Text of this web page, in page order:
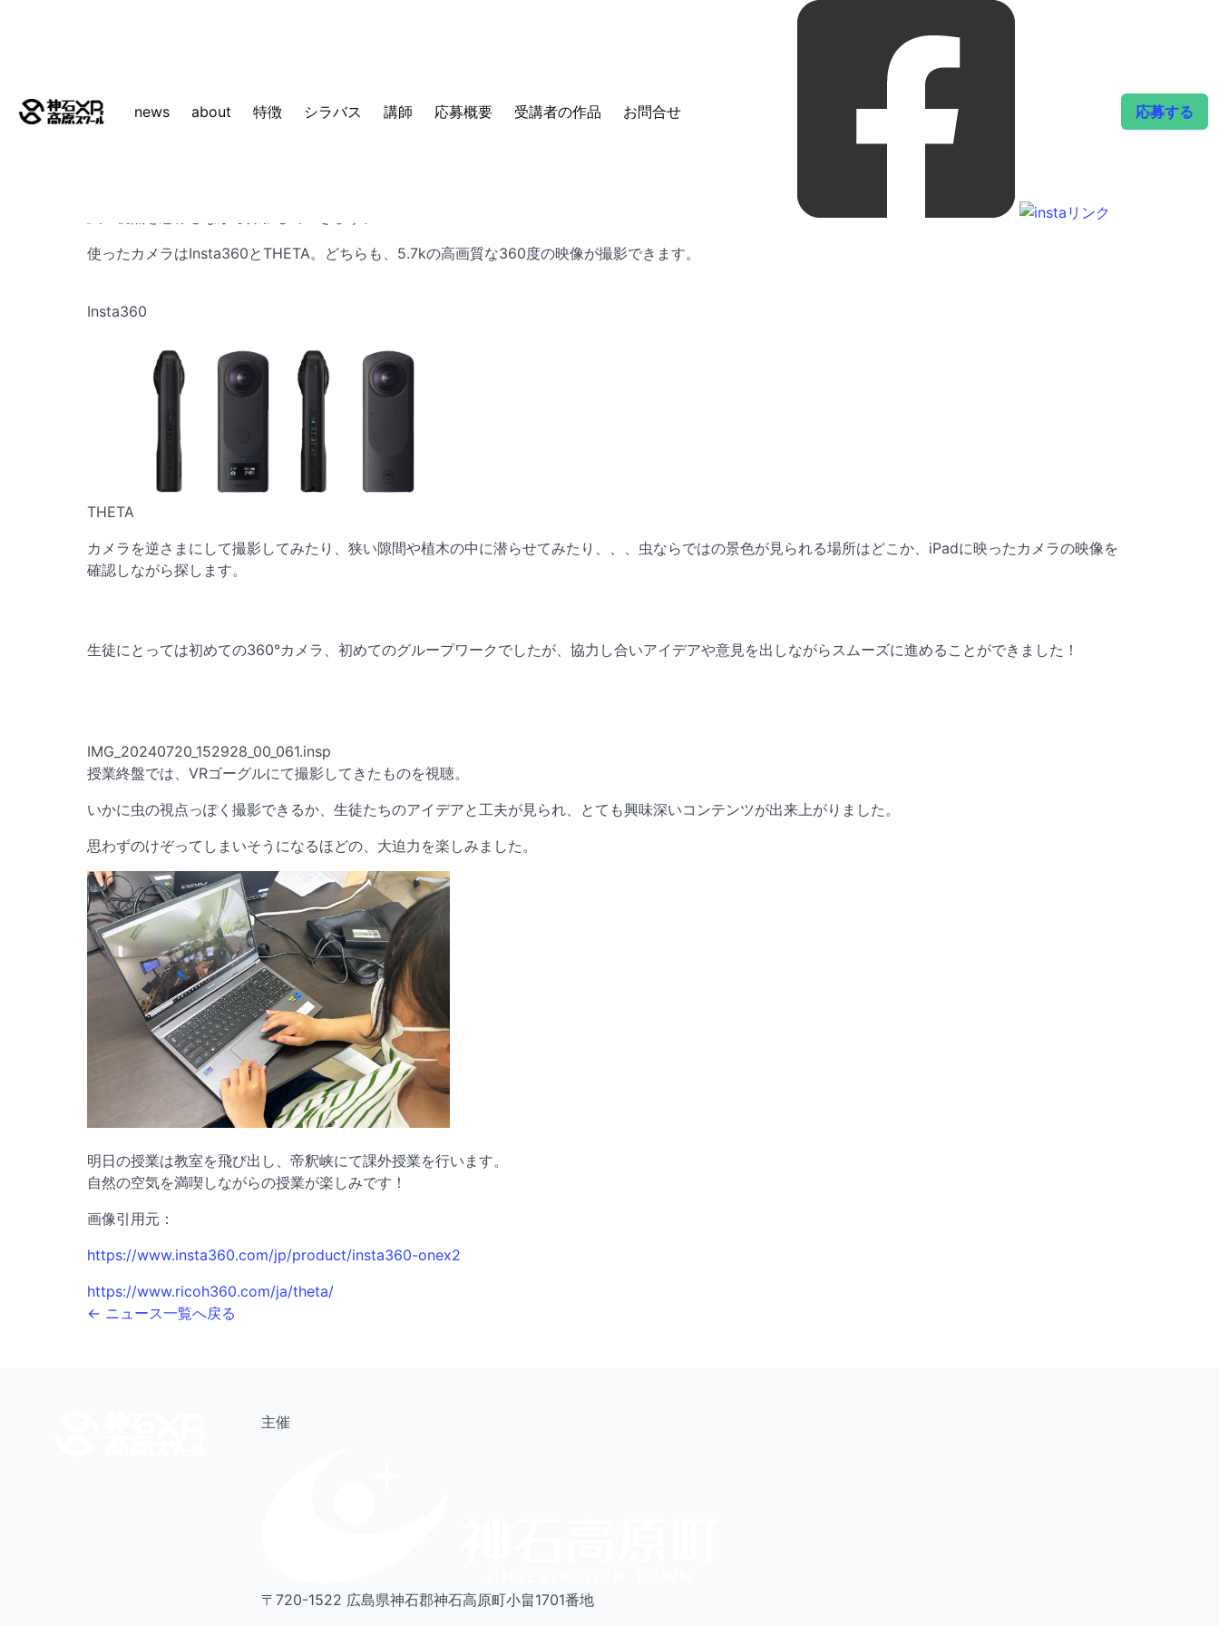
news about 特徴 シラバス 講師 応募概要 受講者の作品 お問合せ 応募する
【授業レポートvol.2】2回目の授業を行いました。
今回はVR映像の仕組みについて深堀りし、360°カメラを使って簡単なワークショップを行いました。「虫の視点」をテーマに、普段身の回りに生息する様々な
使ったカメラはInsta360とTHETA。どちらも、5.7kの高画質な360度の映像が撮影できます。
Insta360
THETA
カメラを逆さまにして撮影してみたり、狭い隙間や植木の中に潜らせてみたり、、、虫ならではの景色が見られる場所はどこか、iPadに映ったカメラの映像を
確認しながら探します。
生徒にとっては初めての360°カメラ、初めてのグループワークでしたが、協力し合いアイデアや意見を出しながらスムーズに進めることができました！
IMG_20240720_152928_00_061.insp
授業終盤では、VRゴーグルにて撮影してきたものを視聴。
いかに虫の視点っぽく撮影できるか、生徒たちのアイデアと工夫が見られ、とても興味深いコンテンツが出来上がりました。
思わずのけぞってしまいそうになるほどの、大迫力を楽しみました。
明日の授業は教室を飛び出し、帝釈峡にて課外授業を行います。
自然の空気を満喫しながらの授業が楽しみです！
画像引用元：
https://www.insta360.com/jp/product/insta360-onex2
https://www.ricoh360.com/ja/theta/
← ニュース一覧へ戻る
主催
〒720-1522 広島県神石郡神石高原町小畠1701番地